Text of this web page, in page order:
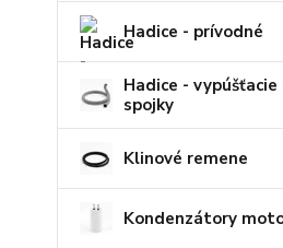
Hadice - prívodné
Hadice - vypúšťacie
spojky
Klinové remene
Kondenzátory